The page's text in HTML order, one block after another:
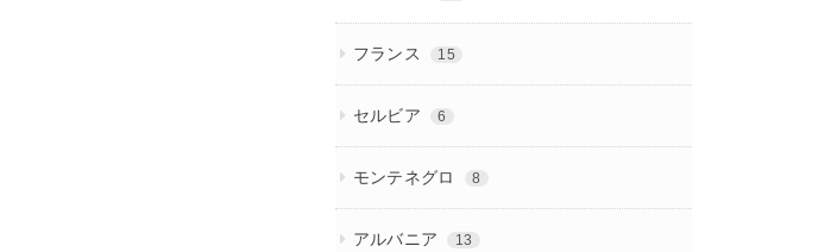
フランス 15
セルビア 6
モンテネグロ 8
アルバニア 13